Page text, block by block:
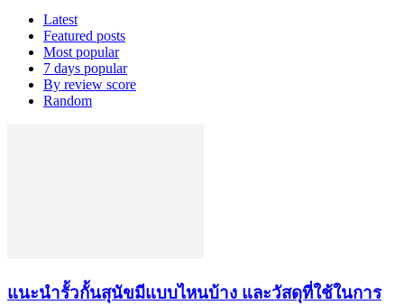
Latest
Featured posts
Most popular
7 days popular
By review score
Random
แนะนำรั้วกั้นสุนัขมีแบบไหนบ้าง และวัสดุที่ใช้ในการ